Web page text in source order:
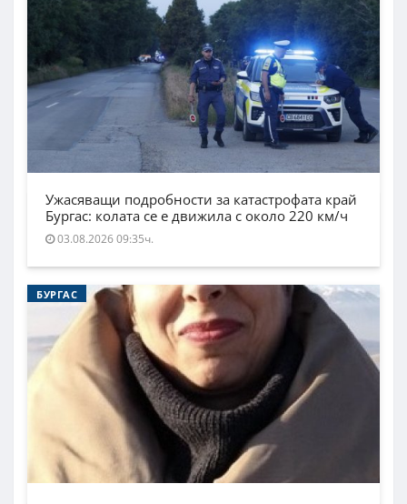
Ужасяващи подробности за катастрофата край
Бургас: колата се е движила с около 220 км/ч
03.08.2026 09:35ч.
БУРГАС